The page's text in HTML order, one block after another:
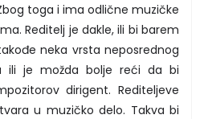
toga i ima odlične muzičke
Reditelj je dakle, ili bi barem
neka vrsta neposrednog
ili je možda bolje reći da bi
dirigent. Rediteljeve
u muzičko delo. Takva bi